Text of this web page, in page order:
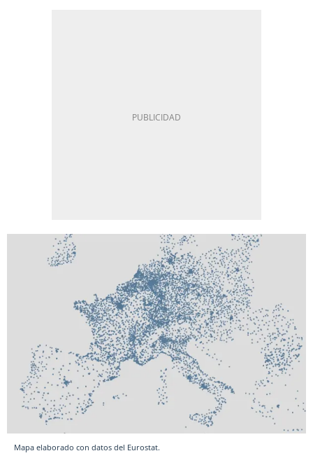
Mapa elaborado con datos del Eurostat.